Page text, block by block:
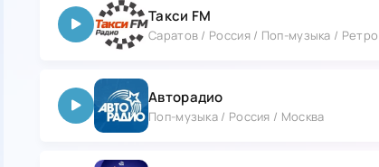
Такси FM
Саратов / Россия / Поп-музыка / Ретро
Авторадио
Поп-музыка / Россия / Москва